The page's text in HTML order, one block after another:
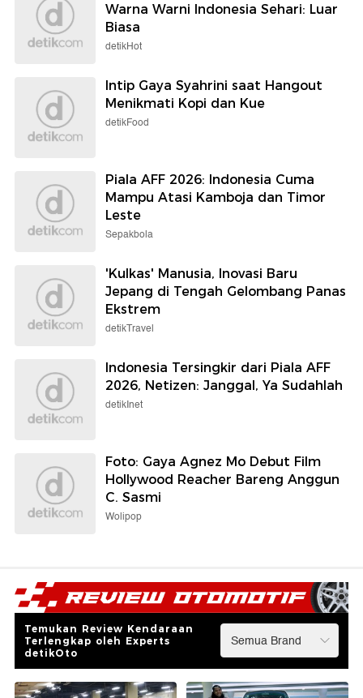
Warna Warni Indonesia Sehari: Luar
Biasa
detikHot
Intip Gaya Syahrini saat Hangout
Menikmati Kopi dan Kue
detikFood
Piala AFF 2026: Indonesia Cuma
Mampu Atasi Kamboja dan Timor
Leste
Sepakbola
'Kulkas' Manusia, Inovasi Baru
Jepang di Tengah Gelombang Panas
Ekstrem
detikTravel
Indonesia Tersingkir dari Piala AFF
2026, Netizen: Janggal, Ya Sudahlah
detikInet
Foto: Gaya Agnez Mo Debut Film
Hollywood Reacher Bareng Anggun
C. Sasmi
Wolipop
Temukan Review Kendaraan
Terlengkap oleh Experts
detikOto